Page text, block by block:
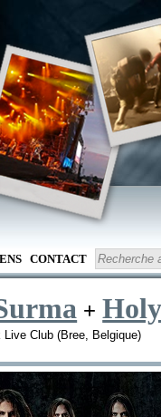
CONTACT
+
Club (Bree, Belgique)